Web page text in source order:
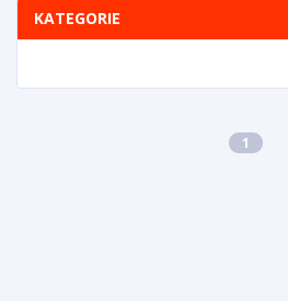
KATEGORIE
1